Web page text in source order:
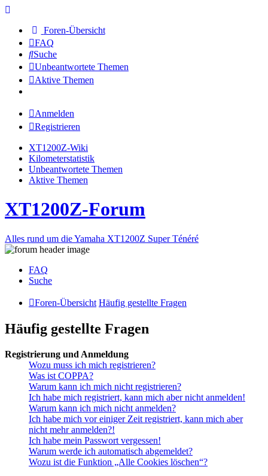
Foren-Übersicht
FAQ
Suche
Unbeantwortete Themen
Aktive Themen
Anmelden
Registrieren
XT1200Z-Wiki
Kilometerstatistik
Unbeantwortete Themen
Aktive Themen
XT1200Z-Forum
Alles rund um die Yamaha XT1200Z Super Ténéré
FAQ
Suche
Foren-Übersicht Häufig gestellte Fragen
Häufig gestellte Fragen
Registrierung und Anmeldung
Wozu muss ich mich registrieren?
Was ist COPPA?
Warum kann ich mich nicht registrieren?
Ich habe mich registriert, kann mich aber nicht anmelden!
Warum kann ich mich nicht anmelden?
Ich habe mich vor einiger Zeit registriert, kann mich aber
nicht mehr anmelden?!
Ich habe mein Passwort vergessen!
Warum werde ich automatisch abgemeldet?
Wozu ist die Funktion „Alle Cookies löschen“?